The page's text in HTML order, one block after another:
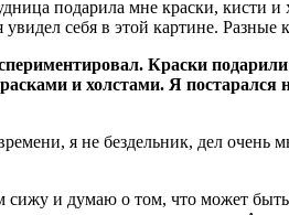
подарила мне краски, кисти и
себя в этой картине.
Краски
и холстами. Я постарался
я не бездельник, дел очень
сижу и думаю о том, что может